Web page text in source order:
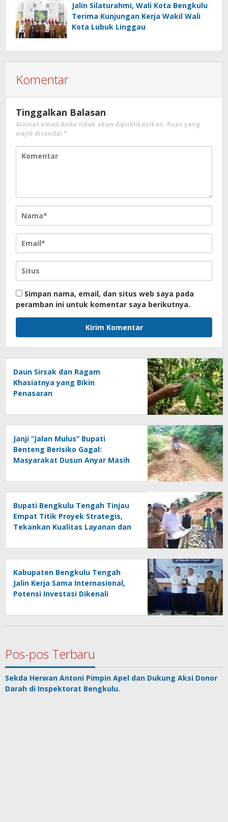
Jalin Silaturahmi, Wali Kota Bengkulu
Terima Kunjungan Kerja Wakil Wali
Kota Lubuk Linggau
Komentar
Tinggalkan Balasan
Alamat email Anda tidak akan dipublikasikan. Ruas yang
wajib ditandai *
Simpan nama, email, dan situs web saya pada
peramban ini untuk komentar saya berikutnya.
Daun Sirsak dan Ragam
Khasiatnya yang Bikin
Penasaran
Janji “Jalan Mulus” Bupati
Benteng Berisiko Gagal:
Masyarakat Dusun Anyar Masih
Genangan
Bupati Bengkulu Tengah Tinjau
Empat Titik Proyek Strategis,
Tekankan Kualitas Layanan dan
Kabupaten Bengkulu Tengah
Jalin Kerja Sama Internasional,
Potensi Investasi Dikenali
Pos-pos Terbaru
Sekda Herwan Antoni Pimpin Apel dan Dukung Aksi Donor
Darah di Inspektorat Bengkulu.